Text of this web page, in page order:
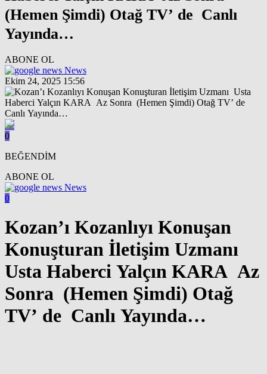
(Hemen Şimdi) Otağ TV’ de Canlı
Yayında…
ABONE OL
News
Ekim 24, 2025 15:56
0
BEĞENDİM
ABONE OL
News
0
Kozan’ı Kozanlıyı Konuşan
Konuşturan İletişim Uzmanı
Usta Haberci Yalçın KARA Az
Sonra (Hemen Şimdi) Otağ
TV’ de Canlı Yayında…